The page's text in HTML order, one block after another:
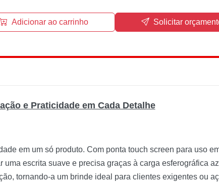
Adicionar ao carrinho Solicitar
e Praticidade em Cada Detalhe
em um só produto. Com ponta touch screen para uso
escrita suave e precisa graças à carga esferográfica
tornando-a um brinde ideal para clientes exigentes ou